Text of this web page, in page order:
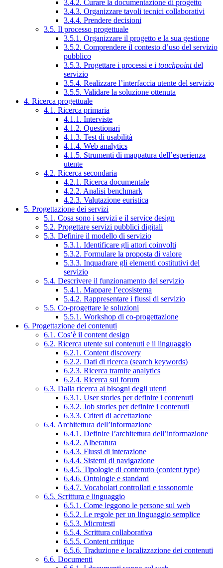
3.4.2. Curare la documentazione di progetto
3.4.3. Organizzare tavoli tecnici collaborativi
3.4.4. Prendere decisioni
3.5. Il processo progettuale
3.5.1. Organizzare il progetto e la sua gestione
3.5.2. Comprendere il contesto d’uso del servizio
pubblico
3.5.3. Progettare i processi e i touchpointdel
servizio
3.5.4. Realizzare l’interfaccia utente del servizio
3.5.5. Validare la soluzione ottenuta
4. Ricerca progettuale
4.1. Ricerca primaria
4.1.1. Interviste
4.1.2. Questionari
4.1.3. Test di usabilità
4.1.4. Web analytics
4.1.5. Strumenti di mappatura dell’esperienza
utente
4.2. Ricerca secondaria
4.2.1. Ricerca documentale
4.2.2. Analisi benchmark
4.2.3. Valutazione euristica
5. Progettazione dei servizi
5.1. Cosa sono i servizi e il service design
5.2. Progettare servizi pubblici digitali
5.3. Definire il modello di servizio
5.3.1. Identificare gli attori coinvolti
5.3.2. Formulare la proposta di valore
5.3.3. Inquadrare gli elementi costitutivi del
servizio
5.4. Descrivere il funzionamento del servizio
5.4.1. Mappare l’ecosistema
5.4.2. Rappresentare i flussi di servizio
5.5. Co-progettare le soluzioni
5.5.1. Workshop di co-progettazione
6. Progettazione dei contenuti
6.1. Cos’è il content design
6.2. Ricerca utente sui contenuti e il linguaggio
6.2.1. Content discovery
6.2.2. Dati di ricerca (search keywords)
6.2.3. Ricerca tramite analytics
6.2.4. Ricerca sui forum
6.3. Dalla ricerca ai bisogni degli utenti
6.3.1. User stories per definire i contenuti
6.3.2. Job stories per definire i contenuti
6.3.3. Criteri di accettazione
6.4. Architettura dell’informazione
6.4.1. Definire l’architettura dell’informazione
6.4.2. Alberatura
6.4.3. Flussi di interazione
6.4.4. Sistemi di navigazione
6.4.5. Tipologie di contenuto (content type)
6.4.6. Ontologie e standard
6.4.7. Vocabolari controllati e tassonomie
6.5. Scrittura e linguaggio
6.5.1. Come leggono le persone sul web
6.5.2. Le regole per un linguaggio semplice
6.5.3. Microtesti
6.5.4. Scrittura collaborativa
6.5.5. Content critique
6.5.6. Traduzione e localizzazione dei contenuti
6.6. Documenti